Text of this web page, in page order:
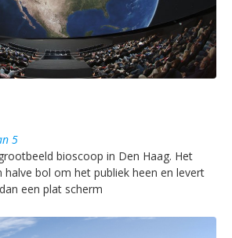
5
bioscoop in Den Haag. Het
halve bol om het publiek heen en levert
een plat scherm